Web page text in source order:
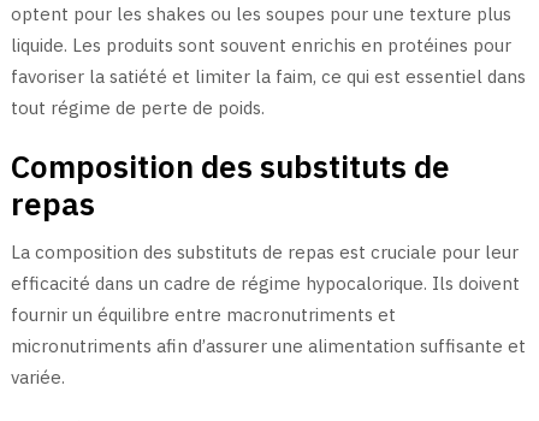
optent pour les shakes ou les soupes pour une texture plus
liquide. Les produits sont souvent enrichis en protéines pour
favoriser la satiété et limiter la faim, ce qui est essentiel dans
tout régime de perte de poids.
Composition des substituts de
repas
La composition des substituts de repas est cruciale pour leur
efficacité dans un cadre de régime hypocalorique. Ils doivent
fournir un équilibre entre macronutriments et
micronutriments afin d’assurer une alimentation suffisante et
variée.